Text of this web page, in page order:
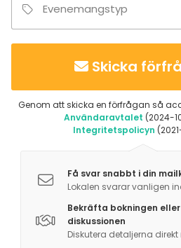
Evenemangstyp
Skicka
Genom att skicka en förfrågan så
Användaravtalet (2024-
Integritetspolicyn
Få svar snabbt i din
Lokalen svarar vanligen
Bekräfta bokningen
diskussionen
Diskutera detaljerna